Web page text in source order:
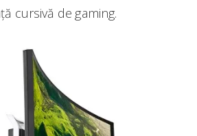
cursivă de gaming.